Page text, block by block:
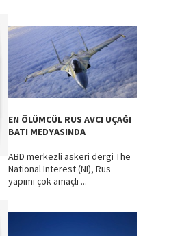
EN ÖLÜMCÜL RUS AVCI UÇAĞI
BATI MEDYASINDA
ABD merkezli askeri dergi The
National Interest (NI), Rus
yapımı çok amaçlı ...